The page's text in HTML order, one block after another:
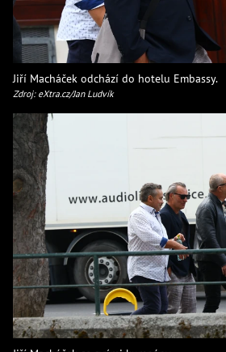
Jiří Macháček odchází do hotelu Embassy.
Zdroj: eXtra.cz/Jan Ludvík